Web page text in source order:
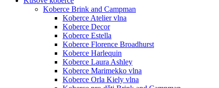
Koberce Brink and Campman
Koberce Atelier vlna
Koberce Decor
Koberce Estella
Koberce Florence Broadhurst
Koberce Harlequin
Koberce Laura Ashley
Koberce Marimekko vlna
Koberce Orla Kiely vlna